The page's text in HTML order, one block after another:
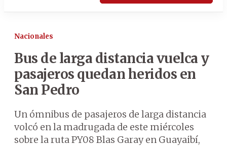
Nacionales
Bus de larga distancia vuelca y
pasajeros quedan heridos en
San Pedro
Un ómnibus de pasajeros de larga distancia
volcó en la madrugada de este miércoles
sobre la ruta PY08 Blas Garay en Guayaibí,